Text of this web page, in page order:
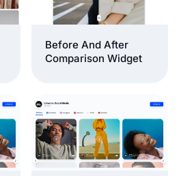
Before And After
Comparison Widget